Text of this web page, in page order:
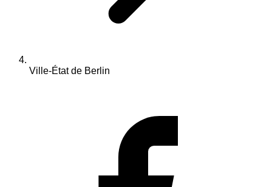
Ville-État de Berlin